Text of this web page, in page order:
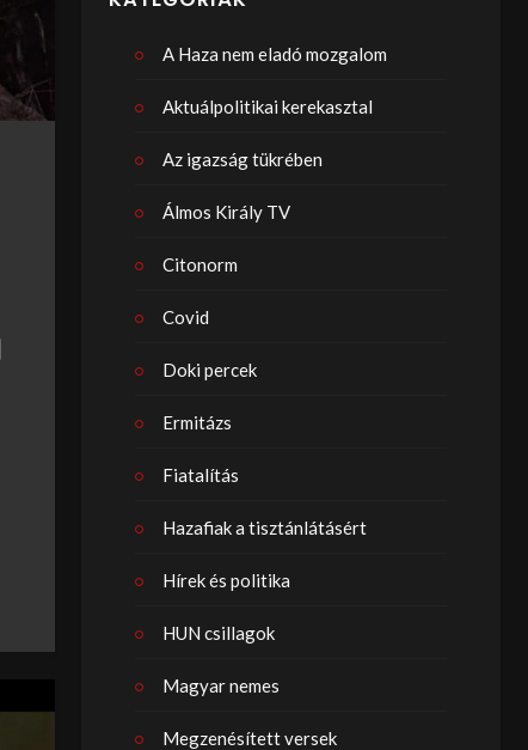
A Haza nem eladó mozgalom
Aktuálpolitikai kerekasztal
Az igazság tükrében
Álmos Király TV
Citonorm
Covid
Doki percek
Ermitázs
Fiatalítás
Hazafiak a tisztánlátásért
Hírek és politika
HUN csillagok
Magyar nemes
Megzenésített versek